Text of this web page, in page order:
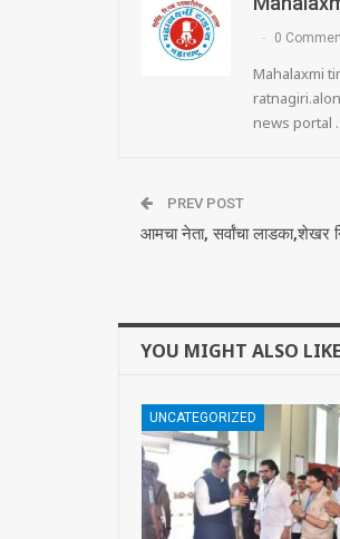
0
Mahalaxmi
news portal
PREV POST
आमचा नेता, सर्वांचा लाडका,शेखर
YOU MIGHT ALSO LIKE
UNCATEGORIZED